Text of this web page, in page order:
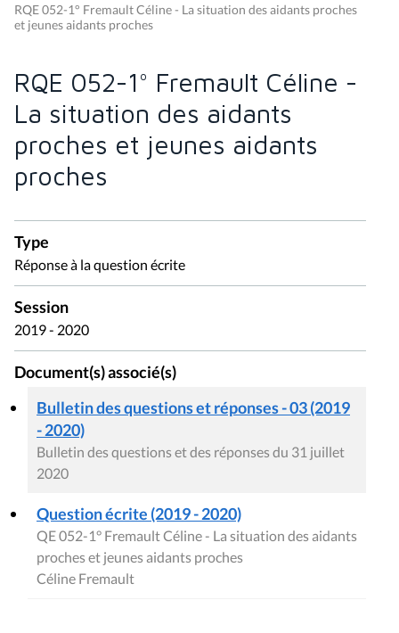
RQE 052-1° Fremault Céline - La situation des aidants proches
et jeunes aidants proches
RQE 052-1° Fremault Céline -
La situation des aidants
proches et jeunes aidants
proches
Type
Réponse à la question écrite
Session
2019 - 2020
Document(s) associé(s)
Bulletin des questions et réponses - 03 (2019
- 2020)
Bulletin des questions et des réponses du 31 juillet
2020
Question écrite (2019 - 2020)
QE 052-1° Fremault Céline - La situation des aidants
proches et jeunes aidants proches
Céline Fremault